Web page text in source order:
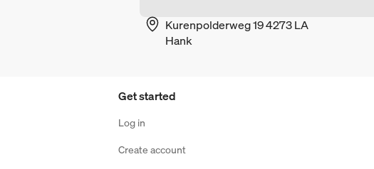
Kurenpolderweg 19 4273 LA
Hank
Get started
Log in
Create account